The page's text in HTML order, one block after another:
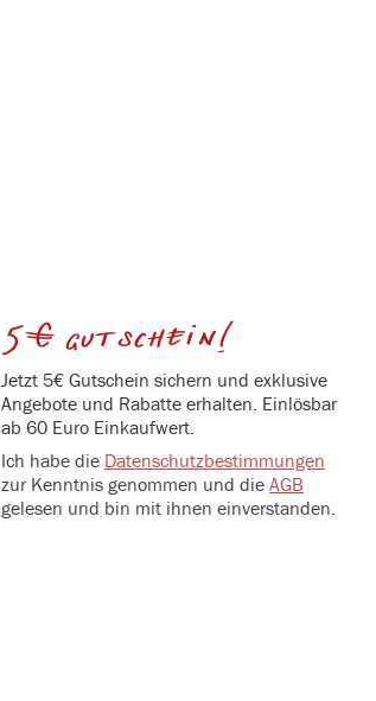
5€ gutschein!
Jetzt 5€ Gutschein sichern und exklusive
Angebote und Rabatte erhalten. Einlösbar
ab 60 Euro Einkaufwert.
Ich habe die Datenschutzbestimmungen
zur Kenntnis genommen und die AGB
gelesen und bin mit ihnen einverstanden.